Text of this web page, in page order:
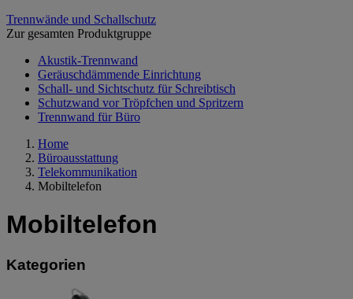
Trennwände und Schallschutz
Zur gesamten Produktgruppe
Akustik-Trennwand
Geräuschdämmende Einrichtung
Schall- und Sichtschutz für Schreibtisch
Schutzwand vor Tröpfchen und Spritzern
Trennwand für Büro
Home
Büroausstattung
Telekommunikation
Mobiltelefon
Mobiltelefon
Kategorien